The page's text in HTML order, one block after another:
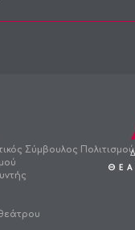
Σύμβουλος Πολιτισμού